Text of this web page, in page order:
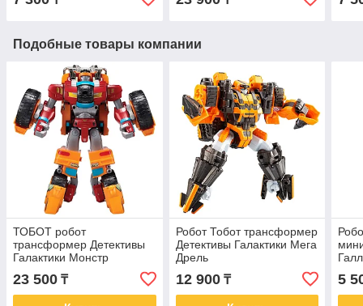
Подобные товары компании
ТОБОТ робот
трансформер Детективы
Галактики Монстр
23 500 ₸
Робот Тобот трансформер
Детективы Галактики Мега
Дрель
12 900₸ 5